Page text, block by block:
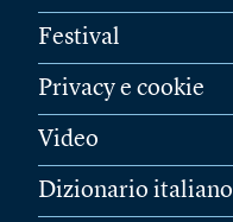
Festival
Privacy e cookie
Video
Dizionario italiano